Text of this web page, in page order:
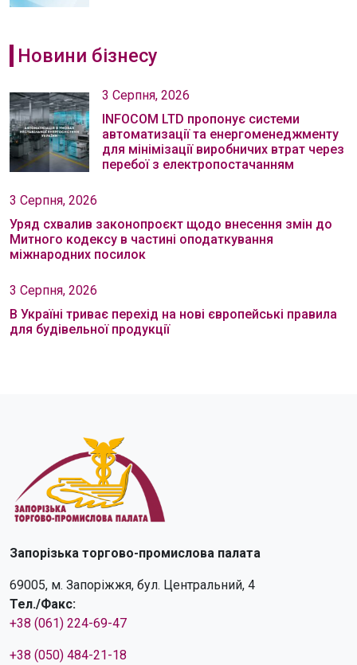
Новини бізнесу
3 Серпня, 2026
INFOCOM LTD пропонує системи
автоматизації та енергоменеджменту
для мінімізації виробничих втрат через
перебої з електропостачанням
3 Серпня, 2026
Уряд схвалив законопроєкт щодо внесення змін до
Митного кодексу в частині оподаткування
міжнародних посилок
3 Серпня, 2026
В Україні триває перехід на нові європейські правила
для будівельної продукції
Запорізька торгово-промислова палата
69005, м. Запоріжжя, бул. Центральний, 4
Тел./Факс:
+38 (061) 224-69-47
+38 (050) 484-21-18